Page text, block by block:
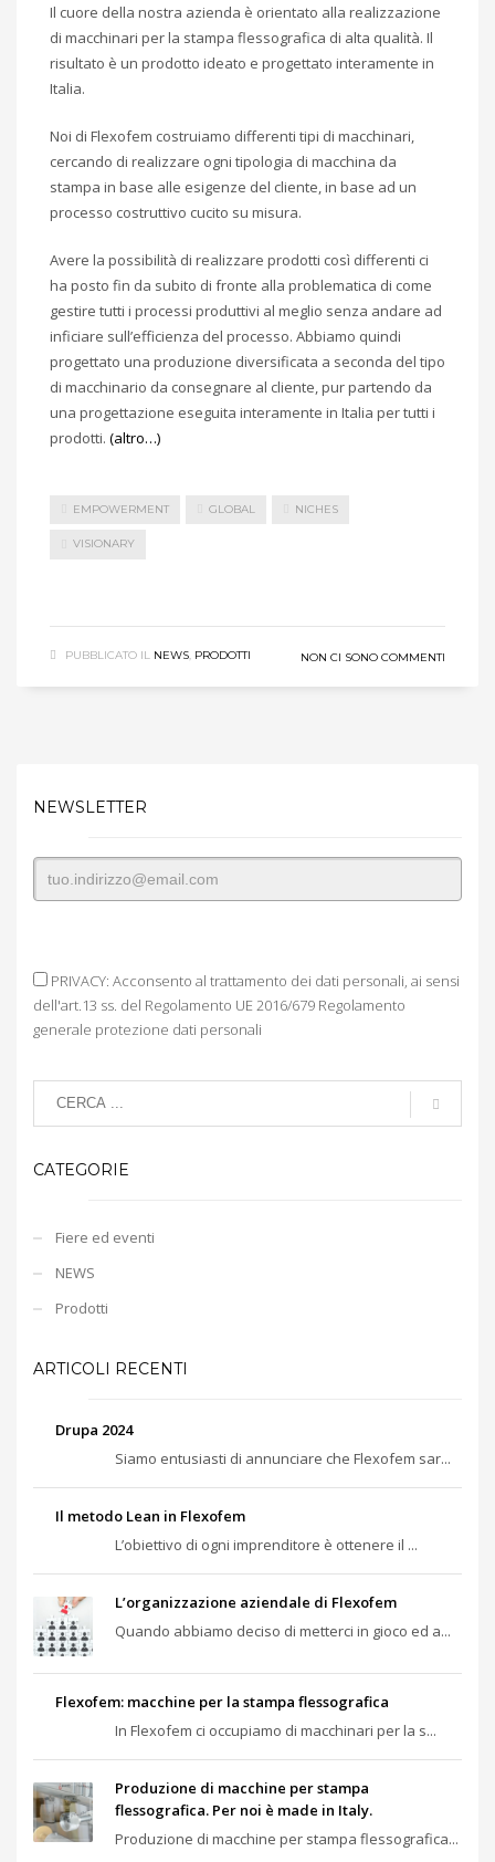
Il cuore della nostra azienda è orientato alla realizzazione
di macchinari per la stampa flessografica di alta qualità. Il
risultato è un prodotto ideato e progettato interamente in
Italia.
Noi di Flexofem costruiamo differenti tipi di macchinari,
cercando di realizzare ogni tipologia di macchina da
stampa in base alle esigenze del cliente, in base ad un
processo costruttivo cucito su misura.
Avere la possibilità di realizzare prodotti così differenti ci
ha posto fin da subito di fronte alla problematica di come
gestire tutti i processi produttivi al meglio senza andare ad
inficiare sull’efficienza del processo. Abbiamo quindi
progettato una produzione diversificata a seconda del tipo
di macchinario da consegnare al cliente, pur partendo da
una progettazione eseguita interamente in Italia per tutti i
prodotti. (altro…)
EMPOWERMENT GLOBAL NICHES
VISIONARY
PUBBLICATO IL NEWS, PRODOTTI NON CI SONO COMMENTI
NEWSLETTER
PRIVACY: Acconsento al trattamento dei dati personali, ai sensi
dell'art.13 ss. del Regolamento UE 2016/679 Regolamento
generale protezione dati personali
CATEGORIE
Fiere ed eventi
NEWS
Prodotti
ARTICOLI RECENTI
Drupa 2024
Siamo entusiasti di annunciare che Flexofem sar...
Il metodo Lean in Flexofem
L’obiettivo di ogni imprenditore è ottenere il ...
L’organizzazione aziendale di Flexofem
Quando abbiamo deciso di metterci in gioco ed a...
Flexofem: macchine per la stampa flessografica
In Flexofem ci occupiamo di macchinari per la s...
Produzione di macchine per stampa
flessografica. Per noi è made in Italy.
Produzione di macchine per stampa flessografica...